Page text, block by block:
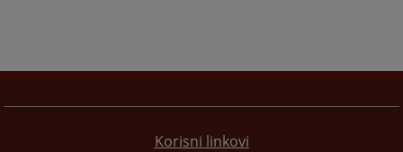
Korisni linkovi